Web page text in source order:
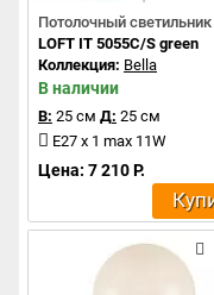
Потолочный светильник
LOFT IT 5055C/S green
Коллекция: Bella
В наличии
В: 25 см Д: 25 см
E27 x 1 max 11W
Цена: 7 210 Р.